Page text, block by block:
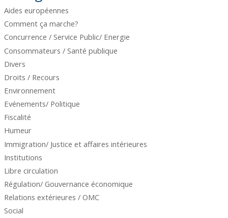
Aides européennes
Comment ça marche?
Concurrence / Service Public/ Energie
Consommateurs / Santé publique
Divers
Droits / Recours
Environnement
Evénements/ Politique
Fiscalité
Humeur
Immigration/ Justice et affaires intérieures
Institutions
Libre circulation
Régulation/ Gouvernance économique
Relations extérieures / OMC
Social